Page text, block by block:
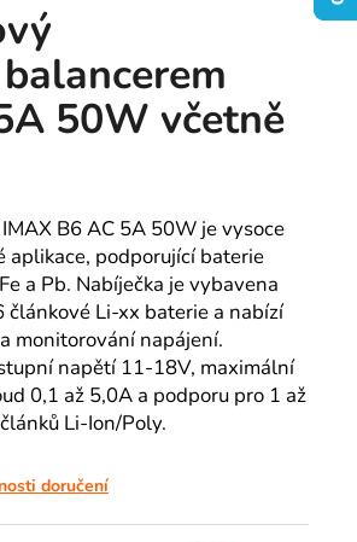
50W včetně
B6 AC 5A 50W je vysoce
aplikace, podporující baterie
a Pb. Nabíječka je vybavena
Li-xx baterie a nabízí
monitorování napájení.
napětí 11-18V, maximální
0,1 až 5,0A a podporu pro 1 až
Li-Ion/Poly.
doručení